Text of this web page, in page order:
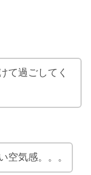
て過ごしてく
空気感。。。